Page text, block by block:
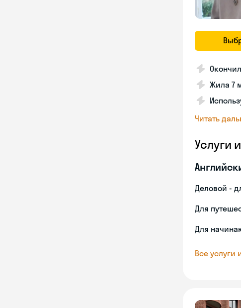
Жила 7
Читать
Услуги
Деловой -
Для
Для
Все услуги